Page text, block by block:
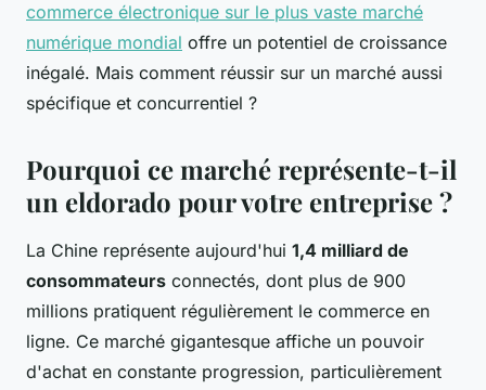
commerce électronique sur le plus vaste marché
numérique mondial offre un potentiel de croissance
inégalé. Mais comment réussir sur un marché aussi
spécifique et concurrentiel ?
Pourquoi ce marché représente-t-il
un eldorado pour votre entreprise ?
La Chine représente aujourd'hui 1,4 milliard de
consommateurs connectés, dont plus de 900
millions pratiquent régulièrement le commerce en
ligne. Ce marché gigantesque affiche un pouvoir
d'achat en constante progression, particulièrement